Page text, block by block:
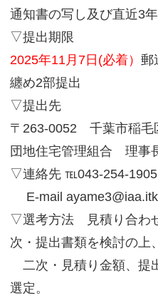
通知書の写し及び直近3
▽提出期限
2025年11月7日(必着） 郵
纏め2部提出
▽提出先
〒263-0052 千葉市稲
団地住宅管理組合 理事
▽連絡先 ℡043-254-
E-mail
▽選考方法 見積り合わ
次・提出書類を検討の上
二次・見積り金額、提
選定。